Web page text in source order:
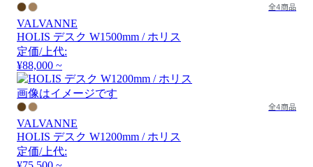
全4商品
VALVANNE
HOLIS デスク W1500mm / ホリス
定価/上代:
¥88,000 ~
画像はイメージです
全4商品
VALVANNE
HOLIS デスク W1200mm / ホリス
定価/上代: